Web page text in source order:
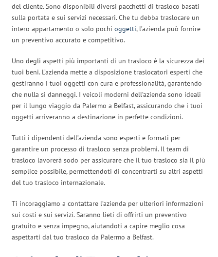
del cliente. Sono disponibili diversi pacchetti di trasloco basati
sulla portata e sui servizi necessari. Che tu debba traslocare un
intero appartamento o solo pochi oggetti, l’azienda può fornire
un preventivo accurato e competitivo.
Uno degli aspetti più importanti di un trasloco è la sicurezza dei
tuoi beni. L’azienda mette a disposizione traslocatori esperti che
gestiranno i tuoi oggetti con cura e professionalità, garantendo
che nulla si danneggi. I veicoli moderni dell’azienda sono ideali
per il lungo viaggio da Palermo a Belfast, assicurando che i tuoi
oggetti arriveranno a destinazione in perfette condizioni.
Tutti i dipendenti dell’azienda sono esperti e formati per
garantire un processo di trasloco senza problemi. Il team di
trasloco lavorerà sodo per assicurare che il tuo trasloco sia il più
semplice possibile, permettendoti di concentrarti su altri aspetti
del tuo trasloco internazionale.
Ti incoraggiamo a contattare l’azienda per ulteriori informazioni
sui costi e sui servizi. Saranno lieti di offrirti un preventivo
gratuito e senza impegno, aiutandoti a capire meglio cosa
aspettarti dal tuo trasloco da Palermo a Belfast.